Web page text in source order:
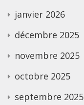
janvier 2026
décembre 2025
novembre 2025
octobre 2025
septembre 2025